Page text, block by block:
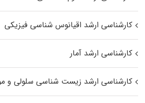
کارشناسی ارشد اقیانوس‌ شناسی فیزیکی
کارشناسی ارشد آمار
کارشناسی ارشد زیست شناسی سلولی و